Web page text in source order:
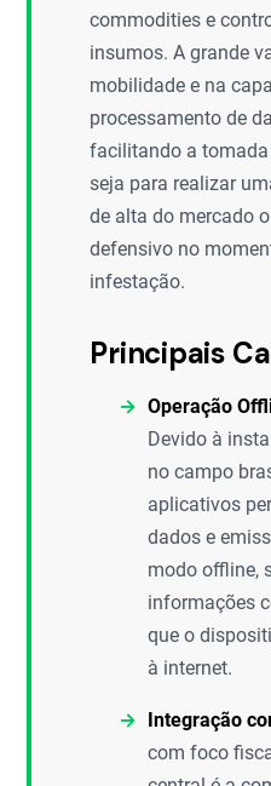
commodities e
insumos. A grande
mobilidade e na
processamento de
facilitando a
seja para realizar
de alta do mercado
defensivo no
infestação.
Principais
Operação
Devido à
no campo
aplicativos
dados e
modo offline,
informações
que o
à internet.
Integração
com foco